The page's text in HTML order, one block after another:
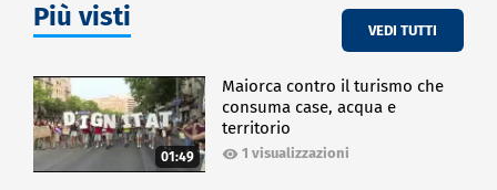
Più visti VEDI TUTTI
01:49
Maiorca contro il turismo che
consuma case, acqua e
territorio
1 visualizzazioni